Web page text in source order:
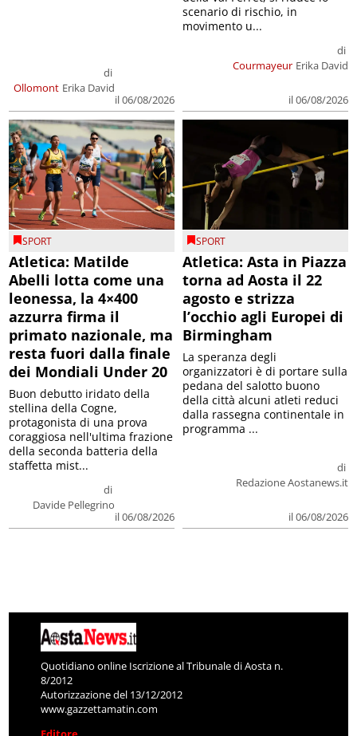
Ollomont
di
Erika David
il 06/08/2026
Courmayeur
di
Erika David
il 06/08/2026
scenario di rischio, in
movimento u...
SPORT
Atletica: Matilde
Abelli lotta come una
leonessa, la 4×400
azzurra firma il
primato nazionale, ma
resta fuori dalla finale
dei Mondiali Under 20
di
Davide Pellegrino
il 06/08/2026
Buon debutto iridato della
stellina della Cogne,
protagonista di una prova
coraggiosa nell'ultima frazione
della seconda batteria della
staffetta mist...
SPORT
Atletica: Asta in Piazza
torna ad Aosta il 22
agosto e strizza
l’occhio agli Europei di
Birmingham
di
Redazione Aostanews.it
il 06/08/2026
La speranza degli
organizzatori è di portare sulla
pedana del salotto buono
della città alcuni atleti reduci
dalla rassegna continentale in
programma ...
Quotidiano online Iscrizione al Tribunale di Aosta n.
8/2012
Autorizzazione del 13/12/2012
www.gazzettamatin.com